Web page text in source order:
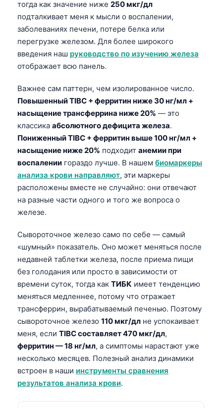
тогда как значение ниже 250 мкг/дл
подталкивает меня к мысли о воспалении,
заболеваниях печени, потере белка или
перегрузке железом. Для более широкого
введения наш руководство по изучению железа
отображает всю панель.
Важнее сам паттерн, чем изолированное число.
Повышенный TIBC + ферритин ниже 30 нг/мл +
насыщение трансферрина ниже 20% — это
классика абсолютного дефицита железа.
Пониженный TIBC + ферритин выше 100 нг/мл +
насыщение ниже 20% подходит анемии при
воспалении гораздо лучше. В нашем биомаркеры
анализа крови направляют, эти маркеры
расположены вместе не случайно: они отвечают
на разные части одного и того же вопроса о
железе.
Сывороточное железо само по себе — самый
«шумный» показатель. Оно может меняться после
недавней таблетки железа, после приема пищи
без голодания или просто в зависимости от
времени суток, тогда как ТИБК имеет тенденцию
меняться медленнее, потому что отражает
трансферрин, вырабатываемый печенью. Поэтому
сывороточное железо 110 мкг/дл не успокаивает
меня, если TIBC составляет 470 мкг/дл,
ферритин — 18 нг/мл, а симптомы нарастают уже
несколько месяцев. Полезный анализ динамики
встроен в наши инструменты сравнения
результатов анализа крови.